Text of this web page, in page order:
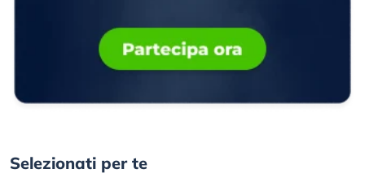
Selezionati per te